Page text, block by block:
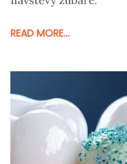
READ MORE...